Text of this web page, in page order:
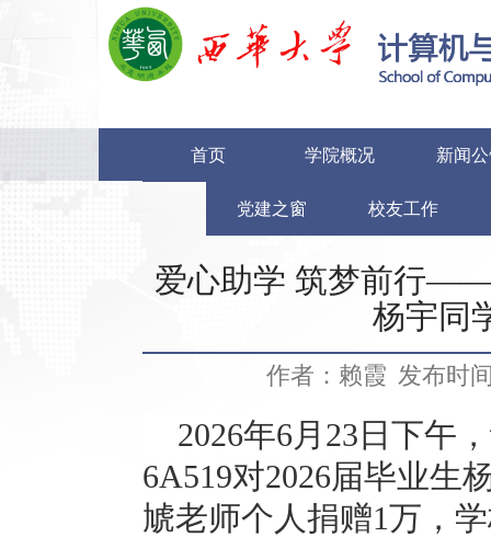
首页 学院概况 新闻
党建之窗 校友工作
爱心助学 筑梦前行——
杨宇同
作者：赖霞 发布时
2026年6 月 23 日下午
6A519对2026届毕业生
虓老师个人捐赠1万，